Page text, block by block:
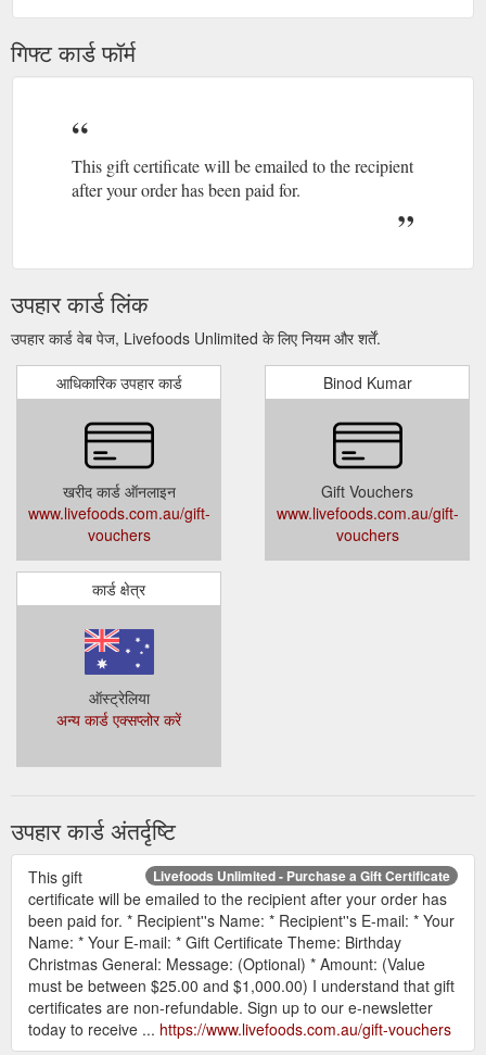
गिफ्ट कार्ड फॉर्म
This gift certificate will be emailed to the recipient
after your order has been paid for.
उपहार कार्ड लिंक
उपहार कार्ड वेब पेज, Livefoods Unlimited के लिए नियम और शर्तें.
आधिकारिक उपहार कार्ड
खरीद कार्ड ऑनलाइन
www.livefoods.com.au/gift-
vouchers
Binod Kumar
Gift Vouchers
www.livefoods.com.au/gift-
vouchers
कार्ड क्षेत्र
ऑस्ट्रेलिया
अन्य कार्ड एक्सप्लोर करें
उपहार कार्ड अंतर्दृष्टि
Livefoods Unlimited - Purchase a Gift Certificate
This gift
certificate will be emailed to the recipient after your order has
been paid for. * Recipient''s Name: * Recipient''s E-mail: * Your
Name: * Your E-mail: * Gift Certificate Theme: Birthday
Christmas General: Message: (Optional) * Amount: (Value
must be between $25.00 and $1,000.00) I understand that gift
certificates are non-refundable. Sign up to our e-newsletter
today to receive ... https://www.livefoods.com.au/gift-vouchers